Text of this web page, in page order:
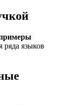
языков